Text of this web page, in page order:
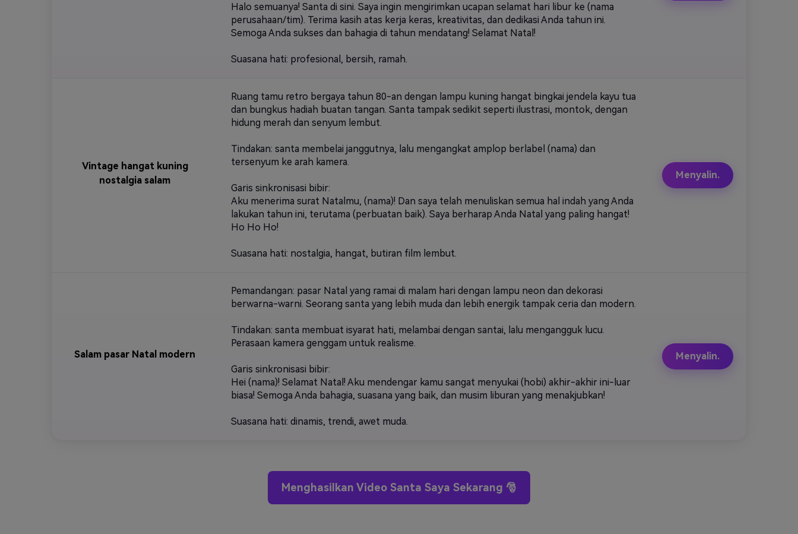
Halo semuanya! Santa di sini. Saya ingin mengirimkan ucapan selamat hari libur ke (nama
perusahaan/tim). Terima kasih atas kerja keras, kreativitas, dan dedikasi Anda tahun ini.
Semoga Anda sukses dan bahagia di tahun mendatang! Selamat Natal!
Suasana hati: profesional, bersih, ramah.
Vintage hangat kuning
nostalgia salam
Ruang tamu retro bergaya tahun 80-an dengan lampu kuning hangat bingkai jendela kayu tua
dan bungkus hadiah buatan tangan. Santa tampak sedikit seperti ilustrasi, montok, dengan
hidung merah dan senyum lembut.
Tindakan: santa membelai janggutnya, lalu mengangkat amplop berlabel (nama) dan
tersenyum ke arah kamera.
Garis sinkronisasi bibir:
Aku menerima surat Natalmu, (nama)! Dan saya telah menuliskan semua hal indah yang Anda
lakukan tahun ini, terutama (perbuatan baik). Saya berharap Anda Natal yang paling hangat!
Ho Ho Ho!
Suasana hati: nostalgia, hangat, butiran film lembut.
Menyalin.
Salam pasar Natal modern
Pemandangan: pasar Natal yang ramai di malam hari dengan lampu neon dan dekorasi
berwarna-warni. Seorang santa yang lebih muda dan lebih energik tampak ceria dan modern.
Tindakan: santa membuat isyarat hati, melambai dengan santai, lalu mengangguk lucu.
Perasaan kamera genggam untuk realisme.
Garis sinkronisasi bibir:
Hei (nama)! Selamat Natal! Aku mendengar kamu sangat menyukai (hobi) akhir-akhir ini-luar
biasa! Semoga Anda bahagia, suasana yang baik, dan musim liburan yang menakjubkan!
Suasana hati: dinamis, trendi, awet muda.
Menyalin.
Menghasilkan Video Santa Saya Sekarang 🎅